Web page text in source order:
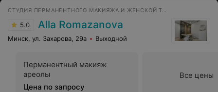
СТУДИЯ ПЕРМАНЕНТНОГО МАКИЯЖА И ЖЕНСКОЙ ТАТУИРОВКИ
5.0 Alla Romazanova
Минск, ул. Захарова, 29а Выходной
Перманентный макияж
ареолы
Цена по запросу
Все цены